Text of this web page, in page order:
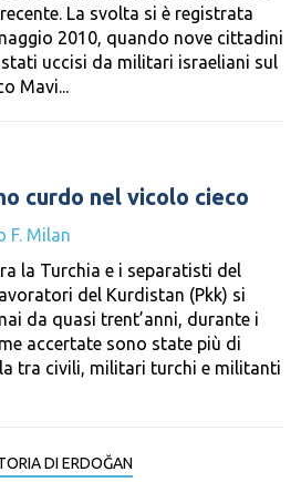
La svolta si è registrata
2010, quando nove cittadini
uccisi da militari israeliani sul
Mavi...
curdo nel vicolo cieco
F. Milan
la Turchia e i separatisti del
del Kurdistan (Pkk) si
da quasi trent’anni, durante i
accertate sono state più di
tra civili, militari turchi e militanti
DI ERDOĞAN